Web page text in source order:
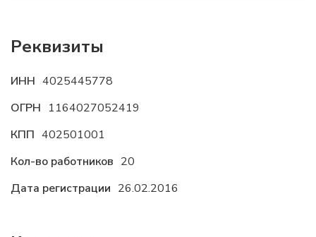
Реквизиты
ИНН 4025445778
ОГРН 1164027052419
КПП 402501001
Кол-во работников 20
Дата регистрации 26.02.2016